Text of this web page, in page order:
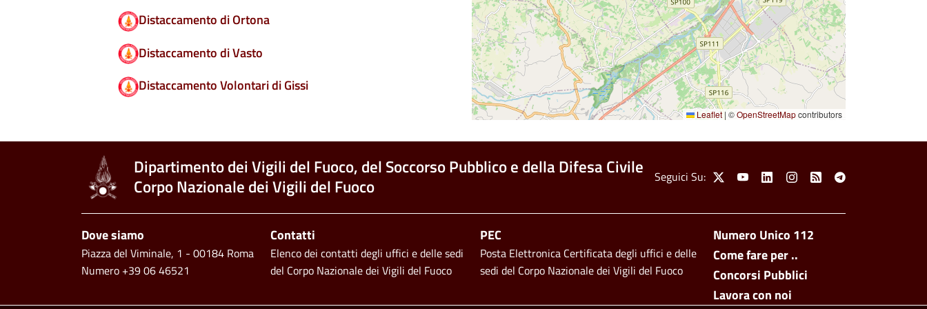
Distaccamento di Ortona
Distaccamento di Vasto
Distaccamento Volontari di Gissi
Leaflet | ©OpenStreetMapcontributors
Dipartimento dei Vigili del Fuoco, del Soccorso Pubblico e della Difesa Civile
Corpo Nazionale dei Vigili del Fuoco
Social Menu
Seguici Su: X YoutubeLinkedinInstagram
Feed Telegram
Footer side
Numero Unico 112
Come fare per ..
Concorsi Pubblici
Lavora con noi
Footer
Dove siamo
Piazza del Viminale, 1 - 00184 Roma
Numero +39 06 46521
Contatti
Elenco dei contatti degli uffici e delle sedi
del Corpo Nazionale dei Vigili del Fuoco
PEC
Posta Elettronica Certificata degli uffici e delle
sedi del Corpo Nazionale dei Vigili del Fuoco